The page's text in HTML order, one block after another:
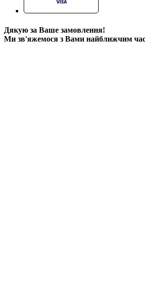
Дякую за Ваше замовлення!
Ми зв'яжемося з Вами найближчим